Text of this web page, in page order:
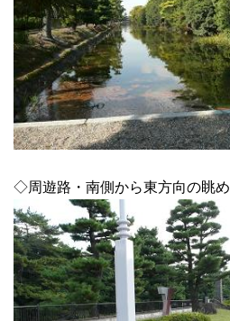
◇周遊路・南側から東方向の眺め